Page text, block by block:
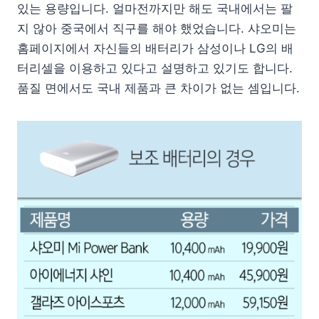
있는 용량입니다. 얼마전까지만 해도 국내에서는 팔
지 않아 중국에서 직구를 해야 했었습니다. 샤오미는
홈페이지에서 자신들의 배터리가 삼성이나 LG의 배
터리셀을 이용하고 있다고 설명하고 있기도 합니다.
품질 면에서도 국내 제품과 큰 차이가 없는 셈입니다.